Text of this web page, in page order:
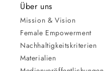
Über uns
Mission & Vision
Female Empowerment
Nachhaltigkeitskriterien
Materialien